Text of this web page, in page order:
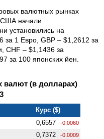
валютных рынках
США начали
установились на
за 1 Евро, GBP – $1,2612 за
CHF – $1,1436 за
за 100 японских йен.
валют (в долларах)
Курс ($)
0,6557 -0.0060
0,7372 -0.0009